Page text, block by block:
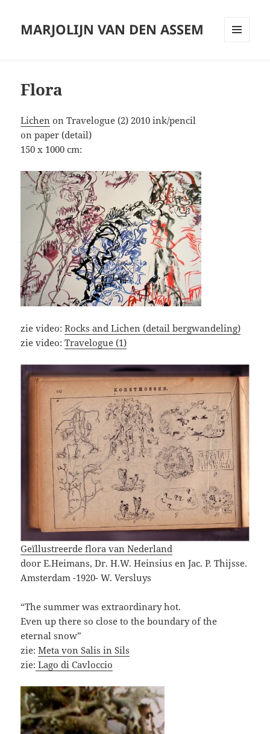
MARJOLIJN VAN DEN ASSEM
Flora
Lichen on Travelogue (2) 2010 ink/pencil
on paper (detail)
150 x 1000 cm:
zie video:Rocks and Lichen (detail bergwandeling)
zie video:Travelogue (1)
Geïllustreerde flora van Nederland
door E.Heimans, Dr. H.W. Heinsius en Jac. P. Thijsse.
Amsterdam -1920- W. Versluys
“The summer was extraordinary hot.
Even up there so close to the boundary of the
eternal snow”
zie:Meta von Salis in Sils
zie: Lago di Cavloccio